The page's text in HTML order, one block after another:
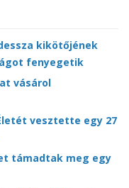
kikötőjének
fenyegetik
vásárol
vesztette egy 27
támadtak meg egy